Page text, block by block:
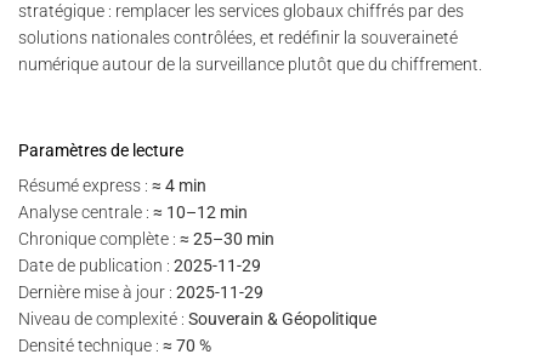
stratégique : remplacer les services globaux chiffrés par des
solutions nationales contrôlées, et redéfinir la souveraineté
numérique autour de la surveillance plutôt que du chiffrement.
Paramètres de lecture
Résumé express : ≈ 4 min
Analyse centrale : ≈ 10–12 min
Chronique complète : ≈ 25–30 min
Date de publication : 2025-11-29
Dernière mise à jour : 2025-11-29
Niveau de complexité : Souverain & Géopolitique
Densité technique : ≈ 70 %